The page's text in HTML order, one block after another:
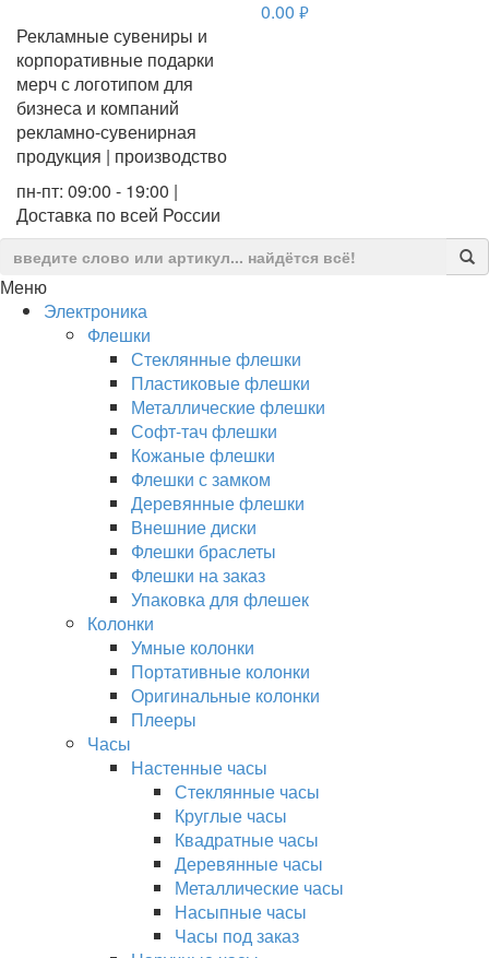
Рекламные сувениры и
корпоративные подарки
мерч с логотипом для
бизнеса и компаний
рекламно-сувенирная
продукция | производство
пн-пт: 09:00 - 19:00 |
Доставка по всей России
0.00 руб.
Меню
Электроника
Флешки
Стеклянные флешки
Пластиковые флешки
Металлические флешки
Софт-тач флешки
Кожаные флешки
Флешки с замком
Деревянные флешки
Внешние диски
Флешки браслеты
Флешки на заказ
Упаковка для флешек
Колонки
Умные колонки
Портативные колонки
Оригинальные колонки
Плееры
Часы
Настенные часы
Стеклянные часы
Круглые часы
Квадратные часы
Деревянные часы
Металлические часы
Насыпные часы
Часы под заказ